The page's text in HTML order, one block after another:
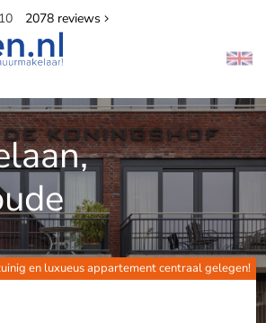
10 2078reviews
en luxueus appartement centraal gelegen!